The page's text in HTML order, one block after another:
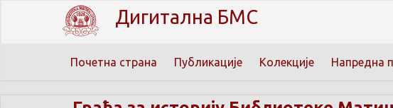
Дигитална БМС
Почетна страна Публикације Колекције Напредна